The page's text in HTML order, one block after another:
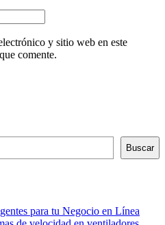
y sitio web en este
comente.
Buscar
para tu Negocio en Línea